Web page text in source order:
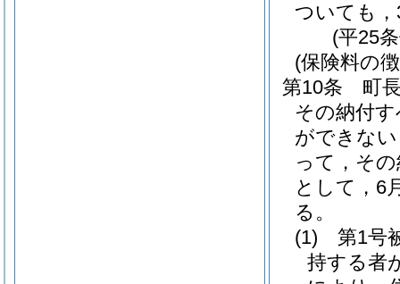
ついても
(平25
(保険料の
第10条
町
その納付
ができな
って，そ
として，6
る。
(1)
第1号
持する者